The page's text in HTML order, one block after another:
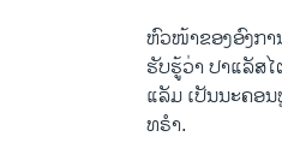
ຫົວໜ້າຂອງອົງກາ
ຮັບຮູ້ວ່າ ປາແລັສ
ແລັມ ເປັນນະຄອ
ທຣຳ.